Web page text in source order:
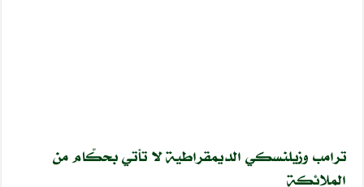
ترامب وزيلنسكي الديمقراطية لا تأتي بحكّام من
الملائكة